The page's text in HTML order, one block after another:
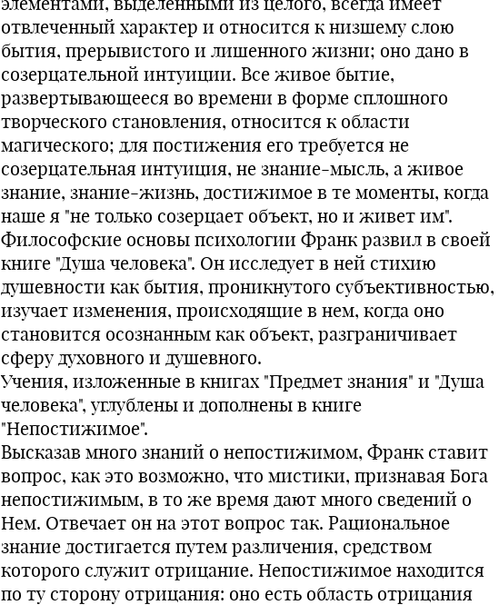
отвлеченный характер и относится к низшему слою
бытия, прерывистого и лишенного жизни; оно дано в
созерцательной интуиции. Все живое бытие,
развертывающееся во времени в форме сплошного
творческого становления, относится к области
магического; для постижения его требуется не
созерцательная интуиция, не знание-мысль, а живое
знание, знание-жизнь, достижимое в те моменты, когда
наше я "не только созерцает объект, но и живет им".
Философские основы психологии Франк развил в своей
книге "Душа человека". Он исследует в ней стихию
душевности как бытия, проникнутого субъективностью,
изучает изменения, происходящие в нем, когда оно
становится осознанным как объект, разграничивает
сферу духовного и душевного.
Учения, изложенные в книгах "Предмет знания" и "Душа
человека", углублены и дополнены в книге
"Непостижимое".
Высказав много знаний о непостижимом, Франк ставит
вопрос, как это возможно, что мистики, признавая Бога
непостижимым, в то же время дают много сведений о
Нем. Отвечает он на этот вопрос так. Рациональное
знание достигается путем различения, средством
которого служит отрицание. Непостижимое находится
по ту сторону отрицания: оно есть область отрицания